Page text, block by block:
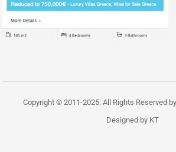
Copyright © 2011-2025. All Rights Reserved
Designed by KT